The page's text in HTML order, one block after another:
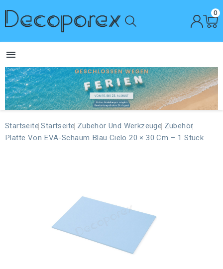
0

Startseite Startseite Zubehör Und Werkzeuge Zubehör
Platte Von EVA-Schaum Blau Cielo 20 × 30 Cm – 1 Stück